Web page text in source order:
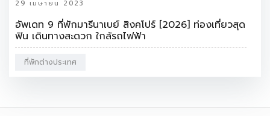
29 เมษายน 2023
อัพเดท 9 ที่พักมารีนาเบย์ สิงคโปร์ [2026] ท่องเที่ยวสุด
ฟิน เดินทางสะดวก ใกล้รถไฟฟ้า
ที่พักต่างประเทศ